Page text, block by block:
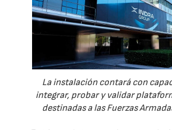
La instalación contará con
integrar, probar y validar
destinadas a las Fuerzas